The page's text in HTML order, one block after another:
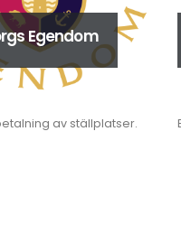
Egendom
av ställplatser.